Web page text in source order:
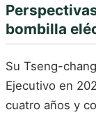
bombilla
Su Tseng-
Ejecutivo en
cuatro años y